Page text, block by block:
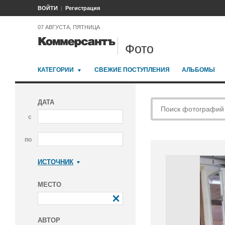
ВОЙТИ Регистрация
07 АВГУСТА, ПЯТНИЦА
Фото
КАТЕГОРИИ СВЕЖИЕ ПОСТУПЛЕНИЯ АЛЬБОМЫ
ДАТА
с
по
ИСТОЧНИК
МЕСТО
АВТОР